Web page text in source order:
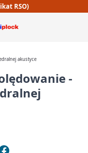
RSO)
akustyce
-